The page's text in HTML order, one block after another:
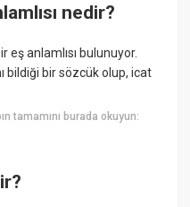
nedir?
eş anlamlısı bulunuyor.
bildiği bir sözcük olup, icat
tamamını burada okuyun: